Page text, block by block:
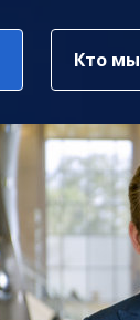
Кто мы